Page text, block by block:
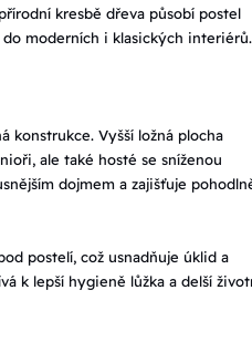
kresbě dřeva působí postel
do moderních i klasických interiérů.
konstrukce. Vyšší ložná plocha
ale také hosté se sníženou
dojmem a zajišťuje
postelí, což usnadňuje úklid a
k lepší hygieně lůžka a delší